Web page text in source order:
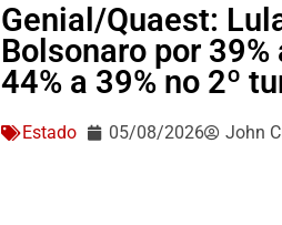
Genial/Quaest:
Bolsonaro por 39%
44% a 39% no 2º
Estado 05/08/2026 John